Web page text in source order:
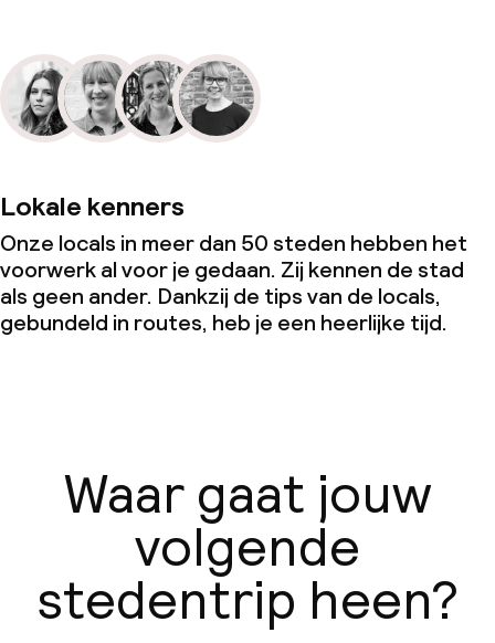
Lokale kenners
Onze locals in meer dan 50 steden hebben het
voorwerk al voor je gedaan. Zij kennen de stad
als geen ander. Dankzij de tips van de locals,
gebundeld in routes, heb je een heerlijke tijd.
Waar gaat jouw
volgende
stedentrip heen?